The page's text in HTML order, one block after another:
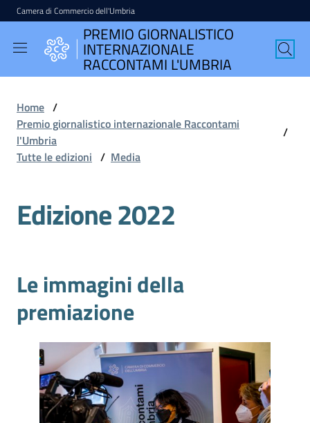
Vai al contenuto
Vai alla navigazione
Vai al footer
Camera di Commercio dell'Umbria
PREMIO GIORNALISTICO
INTERNAZIONALE
RACCONTAMI L'UMBRIA
PREMIO
GIORNALISTICO
INTERNAZIONALE
L'UMBRIA
version
su
Home /
Premio giornalistico internazionale Raccontami
l'Umbria
/
Tutte le edizioni / Media
Edizione 2022
Le immagini della
premiazione